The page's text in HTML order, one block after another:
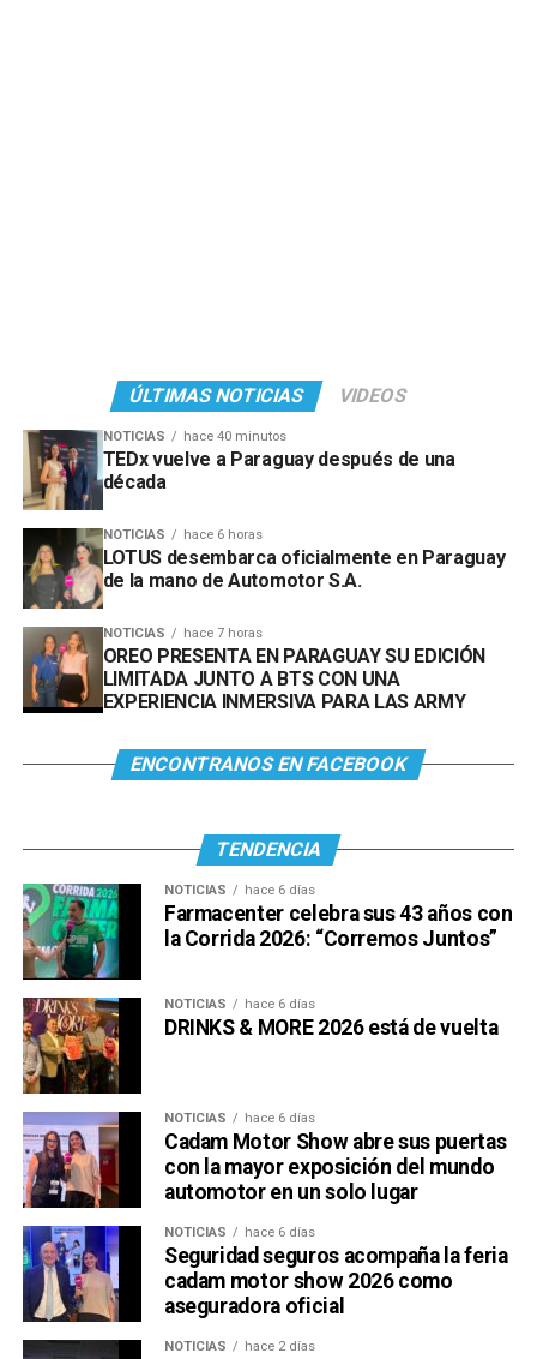
ÚLTIMAS NOTICIAS VIDEOS
NOTICIAS hace 40 minutos
TEDx vuelve a Paraguay después de una
década
NOTICIAS hace 6 horas
LOTUS desembarca oficialmente en Paraguay
de la mano de Automotor S.A.
NOTICIAS hace 7 horas
OREO PRESENTA EN PARAGUAY SU EDICIÓN
LIMITADA JUNTO A BTS CON UNA
EXPERIENCIA INMERSIVA PARA LAS ARMY
ENCONTRANOS EN FACEBOOK
TENDENCIA
NOTICIAS hace 6 días
Farmacenter celebra sus 43 años con
la Corrida 2026: “Corremos Juntos”
NOTICIAS hace 6 días
DRINKS & MORE 2026 está de vuelta
NOTICIAS hace 6 días
Cadam Motor Show abre sus puertas
con la mayor exposición del mundo
automotor en un solo lugar
NOTICIAS hace 6 días
Seguridad seguros acompaña la feria
cadam motor show 2026 como
aseguradora oficial
NOTICIAS hace 2 días